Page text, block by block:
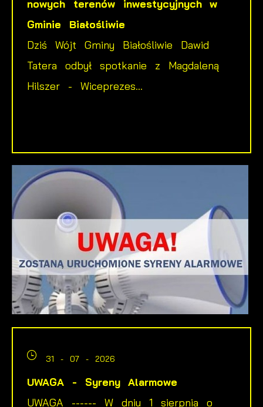
nowych terenów inwestycyjnych w
Gminie Białośliwie
Dziś Wójt Gminy Białośliwie Dawid
Tatera odbył spotkanie z Magdaleną
Hilszer - Wiceprezes...
31 - 07 - 2026
UWAGA - Syreny Alarmowe
UWAGA ------ W dniu 1 sierpnia o